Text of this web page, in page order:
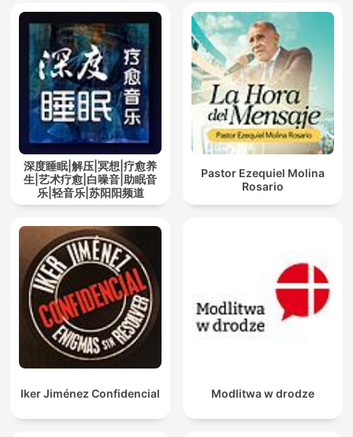
深度睡眠|解压|冥想|疗愈养
生|艺术疗愈|白噪音|助眠音
乐|轻音乐|苏阳阳频道
Pastor Ezequiel Molina
Rosario
Iker Jiménez Confidencial Modlitwa w drodze